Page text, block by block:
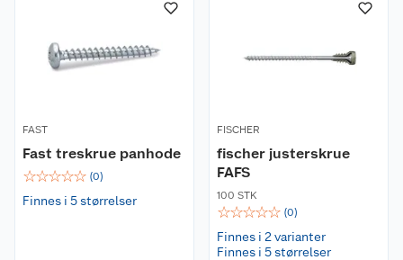
FAST
Fast treskrue panhode
☆☆☆☆☆ (0)
Finnes i 5 størrelser
FISCHER
fischer justerskrue
FAFS
100 STK
☆☆☆☆☆ (0)
Finnes i 2 varianter
Finnes i 5 størrelser